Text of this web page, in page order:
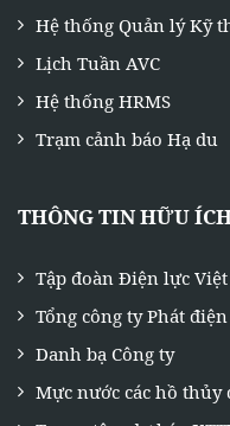
Hệ thống Quản lý Kỹ
Lịch Tuần AVC
Hệ thống HRMS
Trạm cảnh báo Hạ du
THÔNG TIN HỮU
Tập đoàn Điện lực Việt
Tổng công ty Phát
Danh bạ Công ty
Mực nước các hồ thủy